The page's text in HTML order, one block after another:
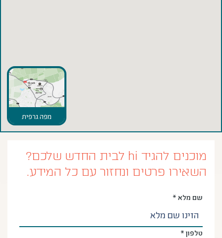
מפה גרפית
מוכנים להגיד hi לבית החדש שלכם?
השאירו פרטים ונחזור עם כל המידע.
שם מלא *
טלפון *